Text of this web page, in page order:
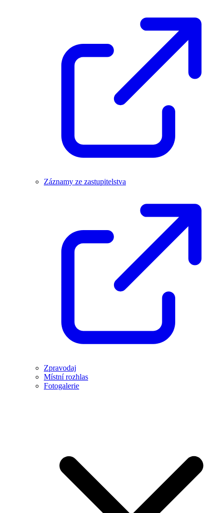
Záznamy ze zastupitelstva
Zpravodaj
Místní rozhlas
Fotogalerie